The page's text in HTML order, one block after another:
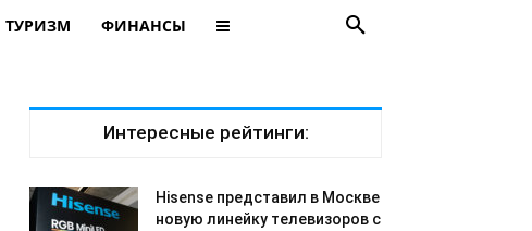
ТУРИЗМ ФИНАНСЫ
Интересные рейтинги:
Hisense представил в Москве
новую линейку телевизоров с